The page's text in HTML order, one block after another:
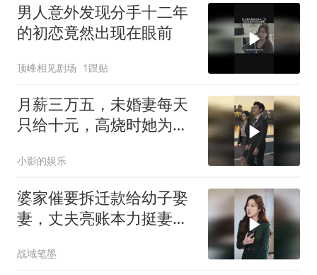
男人意外发现分手十二年
的初恋竟然出现在眼前
顶峰相见剧场 1跟贴
月薪三万五，未婚妻每天
只给十元，高烧时她为干
小影的娱乐
婆家催要拆迁款给幼子娶
妻，丈夫亮账本力挺妻
战域笔墨